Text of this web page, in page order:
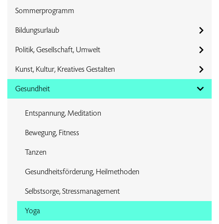
Sommerprogramm
Bildungsurlaub
Politik, Gesellschaft, Umwelt
Kunst, Kultur, Kreatives Gestalten
Gesundheit
Entspannung, Meditation
Bewegung, Fitness
Tanzen
Gesundheitsförderung, Heilmethoden
Selbstsorge, Stressmanagement
Yoga